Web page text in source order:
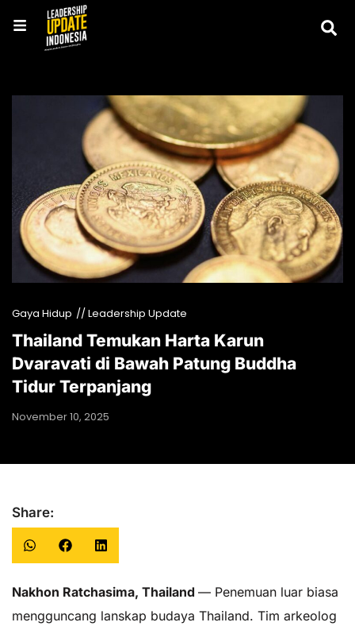
Gaya Hidup // Leadership Update
Thailand Temukan Harta Karun
Dvaravati di Bawah Patung Buddha
Tidur Terpanjang
November 10, 2025
Share:
Nakhon Ratchasima, Thailand — Penemuan luar biasa
mengguncang lanskap budaya Thailand. Tim arkeolog